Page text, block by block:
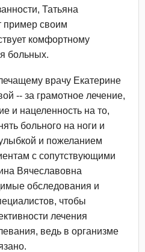
Татьяна
пример своим
комфортному
больных.
врачу Екатерине
-- за грамотное лечение,
и нацеленность на то,
больного на ноги и
и пожеланием
с сопутствующими
Вячеславовна
обследования и
чтобы
лечения
ведь в организме